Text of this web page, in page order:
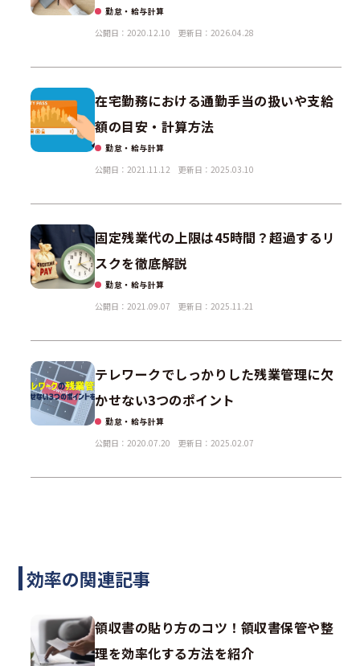
勤怠・給与計算
公開日：2020.12.10
更新日：2026.04.28
在宅勤務における通勤手当の扱いや支給
額の目安・計算方法
勤怠・給与計算
公開日：2021.11.12
更新日：2025.03.10
固定残業代の上限は45時間？超過するリ
スクを徹底解説
勤怠・給与計算
公開日：2021.09.07
更新日：2025.11.21
テレワークでしっかりした残業管理に欠
かせない3つのポイント
勤怠・給与計算
公開日：2020.07.20
更新日：2025.02.07
効率の関連記事
領収書の貼り方のコツ！領収書保管や整
理を効率化する方法を紹介